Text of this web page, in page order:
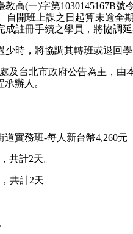
教高(一)字第1030145167B
開班上課之日起算未逾
註冊手續之學員，將協調延
時，將協調其轉班或退回學
及台北市政府公告為主，
辦人。
實務班-每人新台幣4,260元
共計2天。
共計2天